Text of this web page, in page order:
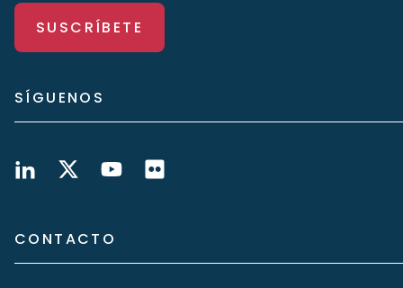
SUSCRÍBETE
SÍGUENOS
CONTACTO